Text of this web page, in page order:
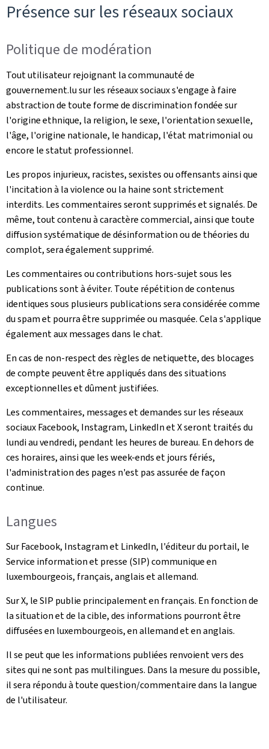
Présence sur les réseaux sociaux
Politique de modération
Tout utilisateur rejoignant la communauté de
gouvernement.lu sur les réseaux sociaux s'engage à faire
abstraction de toute forme de discrimination fondée sur
l'origine ethnique, la religion, le sexe, l'orientation sexuelle,
l'âge, l'origine nationale, le handicap, l'état matrimonial ou
encore le statut professionnel.
Les propos injurieux, racistes, sexistes ou offensants ainsi que
l'incitation à la violence ou la haine sont strictement
interdits. Les commentaires seront supprimés et signalés. De
même, tout contenu à caractère commercial, ainsi que toute
diffusion systématique de désinformation ou de théories du
complot, sera également supprimé.
Les commentaires ou contributions hors-sujet sous les
publications sont à éviter. Toute répétition de contenus
identiques sous plusieurs publications sera considérée comme
du spam et pourra être supprimée ou masquée. Cela s'applique
également aux messages dans le chat.
En cas de non-respect des règles de netiquette, des blocages
de compte peuvent être appliqués dans des situations
exceptionnelles et dûment justifiées.
Les commentaires, messages et demandes sur les réseaux
sociaux Facebook, Instagram, LinkedIn et X seront traités du
lundi au vendredi, pendant les heures de bureau. En dehors de
ces horaires, ainsi que les week-ends et jours fériés,
l'administration des pages n'est pas assurée de façon
continue.
Langues
Sur Facebook, Instagram et LinkedIn, l'éditeur du portail, le
Service information et presse (SIP) communique en
luxembourgeois, français, anglais et allemand.
Sur X, le SIP publie principalement en français. En fonction de
la situation et de la cible, des informations pourront être
diffusées en luxembourgeois, en allemand et en anglais.
Il se peut que les informations publiées renvoient vers des
sites qui ne sont pas multilingues. Dans la mesure du possible,
il sera répondu à toute question/commentaire dans la langue
de l'utilisateur.